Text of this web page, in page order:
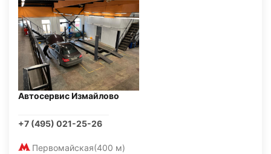
Автосервис Измайлово
+7 (495) 021-25-26
Первомайская(400 м)